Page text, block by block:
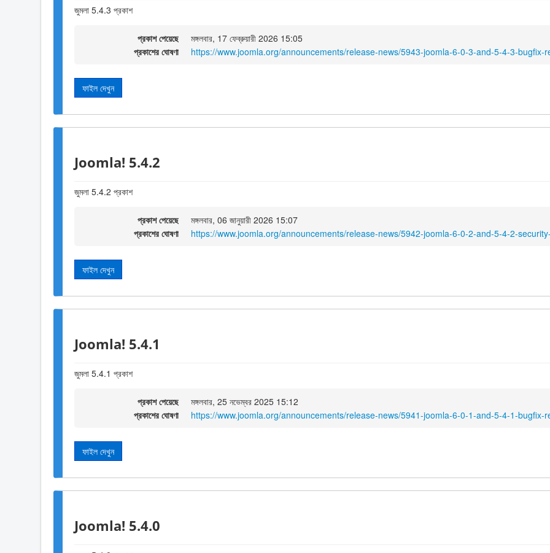
জুমলা 5.4.3 প্রকাশ
প্রকাশ পেয়েছে
মঙ্গলবার, 17 ফেব্রুয়ারী 2026 15:05
প্রকাশের ঘোষণা
https://www.joomla.org/announcements/release-news/5943-joomla-6-0-3-and-5-4-3-bugfix-
ফাইল দেখুন
Joomla! 5.4.2
জুমলা 5.4.2 প্রকাশ
প্রকাশ পেয়েছে
মঙ্গলবার, 06 জানুয়ারী 2026 15:07
প্রকাশের ঘোষণা
https://www.joomla.org/announcements/release-news/5942-joomla-6-0-2-and-5-4-2-
ফাইল দেখুন
Joomla! 5.4.1
জুমলা 5.4.1 প্রকাশ
প্রকাশ পেয়েছে
মঙ্গলবার, 25 নভেম্বর 2025 15:12
প্রকাশের ঘোষণা
https://www.joomla.org/announcements/release-news/5941-joomla-6-0-1-and-5-4-1-bugfix-
ফাইল দেখুন
Joomla! 5.4.0